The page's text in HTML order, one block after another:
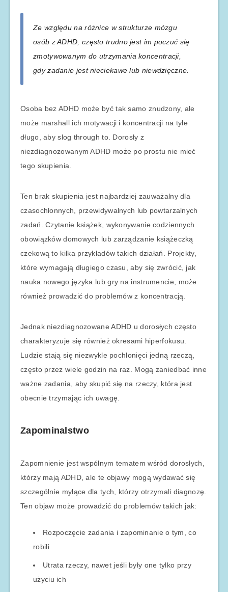
Ze względu na różnice w strukturze mózgu
osób z ADHD, często trudno jest im poczuć się
zmotywowanym do utrzymania koncentracji,
gdy zadanie jest nieciekawe lub niewdzięczne.
Osoba bez ADHD może być tak samo znudzony, ale
może marshall ich motywacji i koncentracji na tyle
długo, aby slog through to. Dorosły z
niezdiagnozowanym ADHD może po prostu nie mieć
tego skupienia.
Ten brak skupienia jest najbardziej zauważalny dla
czasochłonnych, przewidywalnych lub powtarzalnych
zadań. Czytanie książek, wykonywanie codziennych
obowiązków domowych lub zarządzanie książeczką
czekową to kilka przykładów takich działań. Projekty,
które wymagają długiego czasu, aby się zwrócić, jak
nauka nowego języka lub gry na instrumencie, może
również prowadzić do problemów z koncentracją.
Jednak niezdiagnozowane ADHD u dorosłych często
charakteryzuje się również okresami hiperfokusu.
Ludzie stają się niezwykle pochłonięci jedną rzeczą,
często przez wiele godzin na raz. Mogą zaniedbać inne
ważne zadania, aby skupić się na rzeczy, która jest
obecnie trzymając ich uwagę.
Zapominalstwo
Zapomnienie jest wspólnym tematem wśród dorosłych,
którzy mają ADHD, ale te objawy mogą wydawać się
szczególnie mylące dla tych, którzy otrzymali diagnozę.
Ten objaw może prowadzić do problemów takich jak:
Rozpoczęcie zadania i zapominanie o tym, co
robili
Utrata rzeczy, nawet jeśli były one tylko przy
użyciu ich